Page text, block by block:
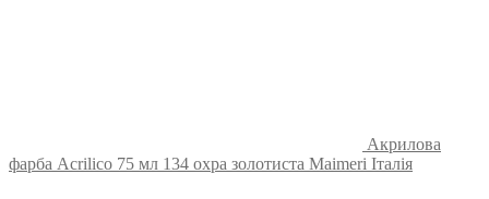
Акрилова
фарба Acrilico 75 мл 134 охра золотиста Maimeri Італія